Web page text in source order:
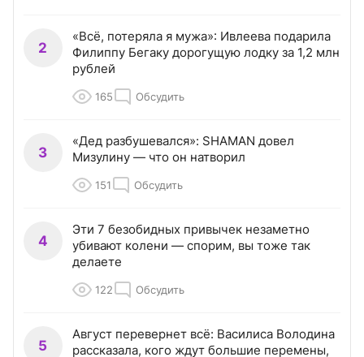
2
«Всё, потеряла я мужа»: Ивлеева подарила
Филиппу Бегаку дорогущую лодку за 1,2 млн
рублей
165 Обсудить
3
«Дед разбушевался»: SHAMAN довел
Мизулину — что он натворил
151 Обсудить
4
Эти 7 безобидных привычек незаметно
убивают колени — спорим, вы тоже так
делаете
122 Обсудить
5
Август перевернет всё: Василиса Володина
рассказала, кого ждут большие перемены,